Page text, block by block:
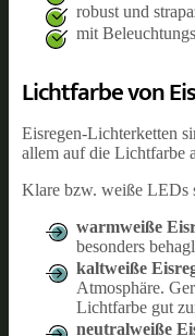
robust und
mit
Lichtfarbe von
Eisregen-Lichterketten
allem auf die Lichtfarbe
Klare bzw. weiße LEDs
warmweiße
besonders
kaltweiße
Atmosphäre.
Lichtfarbe gut
neutralweiße